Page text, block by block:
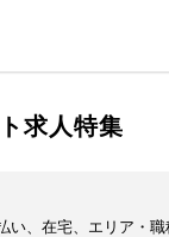
求人特集
、在宅、エリア・